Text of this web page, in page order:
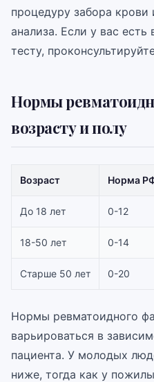
процедуру забора крови
анализа. Если у вас
тесту,
Нормы
возрасту и полу
Возраст Норма
До 18 лет 0-12
18-50 лет 0-14
Старше 50 лет 0-20
Нормы ревматоидного
варьироваться в
пациента. У молодых
ниже, тогда как у